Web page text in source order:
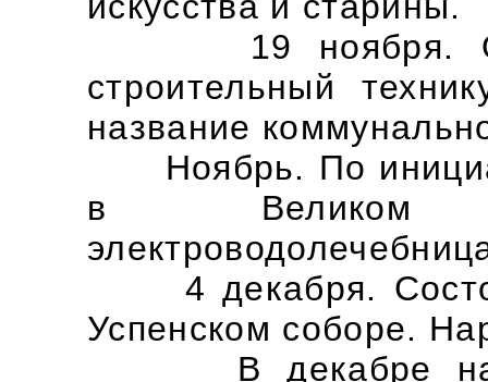
19 ноября.
строительный
название
Ноябрь. По
в Великом
4 декабря.
Успенском соборе.
В декабре